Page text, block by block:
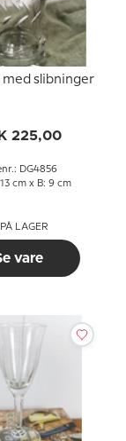
med slibninger
225,00
DG4856
cm x B: 9 cm
PÅ LAGER
vare